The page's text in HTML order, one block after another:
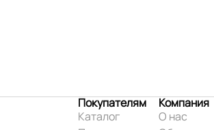
Покупателям
Каталог
Компания
О нас